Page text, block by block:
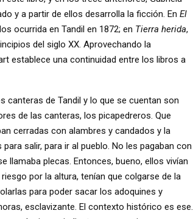
y a partir de ellos desarrolla la ficción. En El
ocurrida en Tandil en 1872; en Tierra herida,
del siglo XX. Aprovechando la
establece una continuidad entre los libros a
canteras de Tandil y lo que se cuentan son
de las canteras, los picapedreros. Que
cerradas con alambres y candados y la
salir, para ir al pueblo. No les pagaban con
llamaba plecas. Entonces, bueno, ellos vivían
por la altura, tenían que colgarse de la
para poder sacar los adoquines y
esclavizante. El contexto histórico es ese.